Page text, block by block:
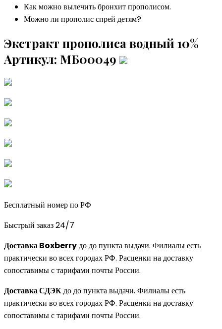
Как можно вылечить бронхит прополисом.
Можно ли прополис спрей детям?
Экстракт прополиса водный 10%
Артикул: МБ00049
Бесплатный номер по РФ
Быстрый заказ 24/7
Доставка Boxberryдо до пункта выдачи. Филиалы есть
практически во всех городах РФ. Расценки на доставку
сопоставимы с тарифами почты России.
Доставка СДЭКдо до пункта выдачи. Филиалы есть
практически во всех городах РФ. Расценки на доставку
сопоставимы с тарифами почты России.